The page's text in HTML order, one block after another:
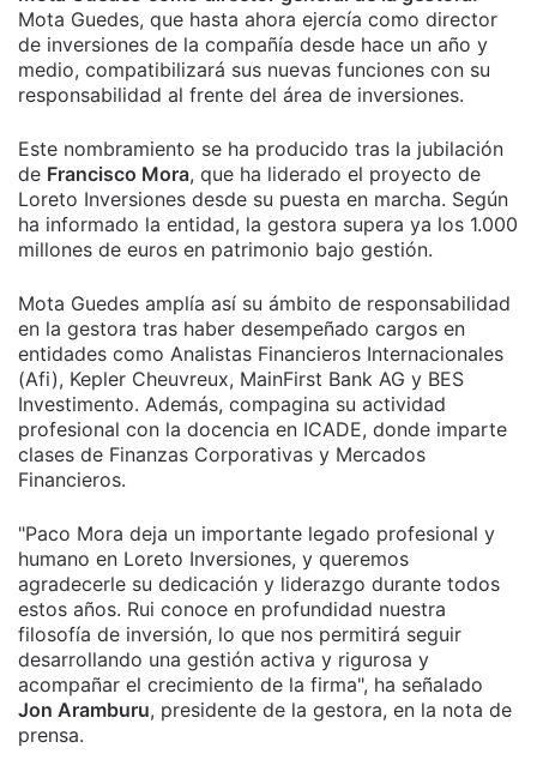
Mota Guedes, que hasta ahora ejercía como director
de inversiones de la compañía desde hace un año y
medio, compatibilizará sus nuevas funciones con su
responsabilidad al frente del área de inversiones.
Este nombramiento se ha producido tras la jubilación
de Francisco Mora, que ha liderado el proyecto de
Loreto Inversiones desde su puesta en marcha. Según
ha informado la entidad, la gestora supera ya los 1.000
millones de euros en patrimonio bajo gestión.
Mota Guedes amplía así su ámbito de responsabilidad
en la gestora tras haber desempeñado cargos en
entidades como Analistas Financieros Internacionales
(Afi), Kepler Cheuvreux, MainFirst Bank AG y BES
Investimento. Además, compagina su actividad
profesional con la docencia en ICADE, donde imparte
clases de Finanzas Corporativas y Mercados
Financieros.
"Paco Mora deja un importante legado profesional y
humano en Loreto Inversiones, y queremos
agradecerle su dedicación y liderazgo durante todos
estos años. Rui conoce en profundidad nuestra
filosofía de inversión, lo que nos permitirá seguir
desarrollando una gestión activa y rigurosa y
acompañar el crecimiento de la firma", ha señalado
Jon Aramburu, presidente de la gestora, en la nota de
prensa.